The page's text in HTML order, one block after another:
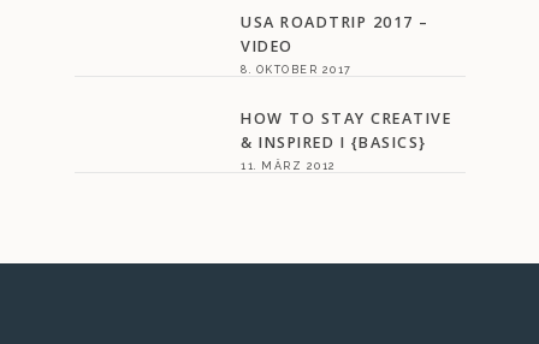
USA ROADTRIP 2017 –
VIDEO
8. OKTOBER 2017
HOW TO STAY CREATIVE
& INSPIRED I {BASICS}
11. MÄRZ 2012